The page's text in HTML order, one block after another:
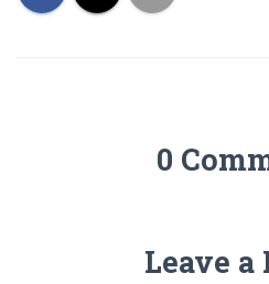
0
Leave a